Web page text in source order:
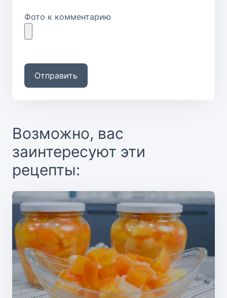
Фото к комментарию
Отправить
Возможно, вас
заинтересуют эти
рецепты: